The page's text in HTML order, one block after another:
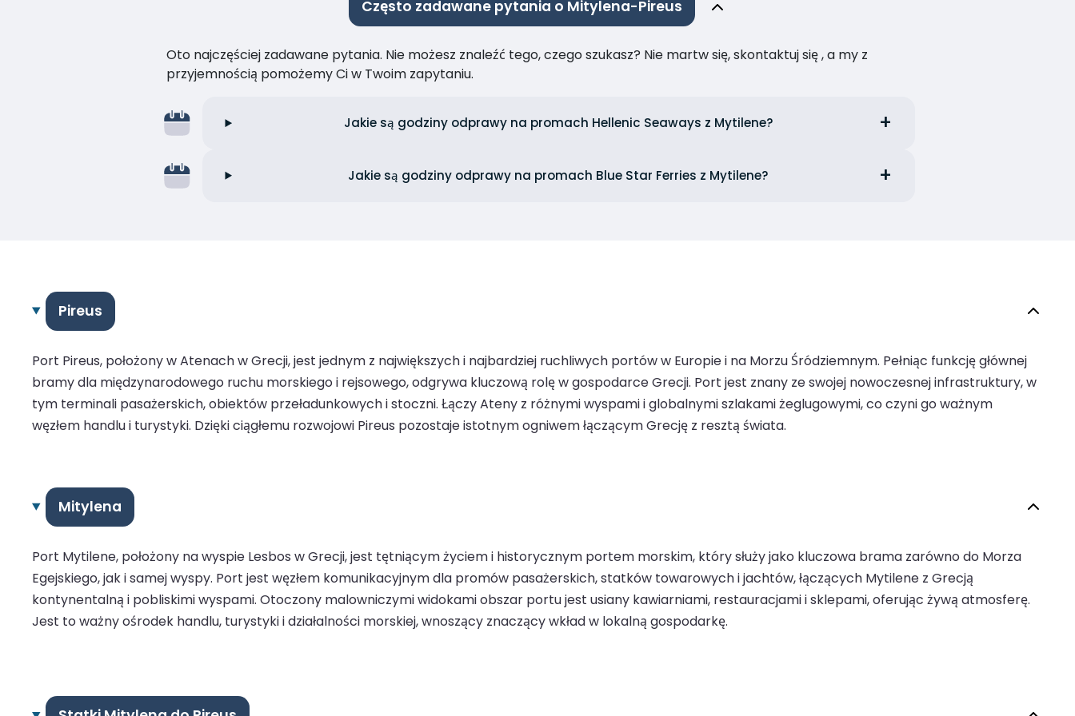
Często zadawane pytania o Mitylena-Pireus
Oto najczęściej zadawane pytania. Nie możesz znaleźć tego, czego szukasz? Nie martw się, skontaktuj się , a my z
przyjemnością pomożemy Ci w Twoim zapytaniu.
Jakie są godziny odprawy na promach Hellenic Seaways z Mytilene?
Jakie są godziny odprawy na promach Blue Star Ferries z Mytilene?
Pireus
Port Pireus, położony w Atenach w Grecji, jest jednym z największych i najbardziej ruchliwych portów w Europie i na Morzu Śródziemnym. Pełniąc funkcję głównej
bramy dla międzynarodowego ruchu morskiego i rejsowego, odgrywa kluczową rolę w gospodarce Grecji. Port jest znany ze swojej nowoczesnej infrastruktury, w
tym terminali pasażerskich, obiektów przeładunkowych i stoczni. Łączy Ateny z różnymi wyspami i globalnymi szlakami żeglugowymi, co czyni go ważnym
węzłem handlu i turystyki. Dzięki ciągłemu rozwojowi Pireus pozostaje istotnym ogniwem łączącym Grecję z resztą świata.
Mitylena
Port Mytilene, położony na wyspie Lesbos w Grecji, jest tętniącym życiem i historycznym portem morskim, który służy jako kluczowa brama zarówno do Morza
Egejskiego, jak i samej wyspy. Port jest węzłem komunikacyjnym dla promów pasażerskich, statków towarowych i jachtów, łączących Mytilene z Grecją
kontynentalną i pobliskimi wyspami. Otoczony malowniczymi widokami obszar portu jest usiany kawiarniami, restauracjami i sklepami, oferując żywą atmosferę.
Jest to ważny ośrodek handlu, turystyki i działalności morskiej, wnoszący znaczący wkład w lokalną gospodarkę.